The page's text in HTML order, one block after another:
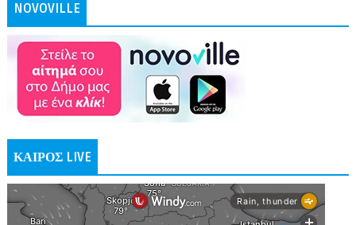
NOVOVILLE
ΚΑΙΡΟΣ LIVE